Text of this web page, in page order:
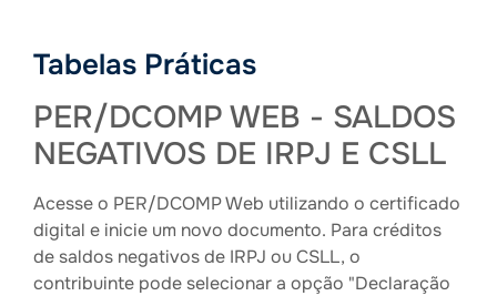
Tabelas Práticas
PER/DCOMP WEB - SALDOS
NEGATIVOS DE IRPJ E CSLL
Acesse o PER/DCOMP Web utilizando o certificado
digital e inicie um novo documento. Para créditos
de saldos negativos de IRPJ ou CSLL, o
contribuinte pode selecionar a opção "Declaração